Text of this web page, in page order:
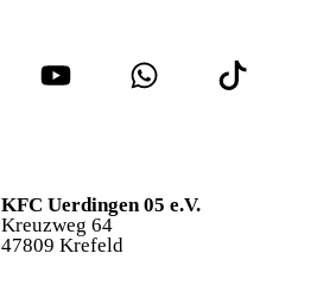
KFC Uerdingen 05 e.V.
Kreuzweg 64
47809 Krefeld